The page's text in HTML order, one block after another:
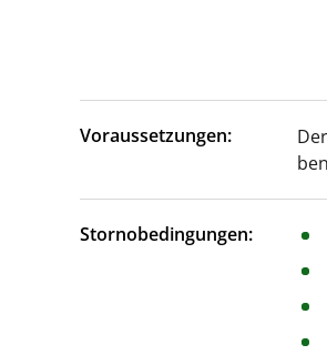
Voraussetzungen:
Stornobedingungen: